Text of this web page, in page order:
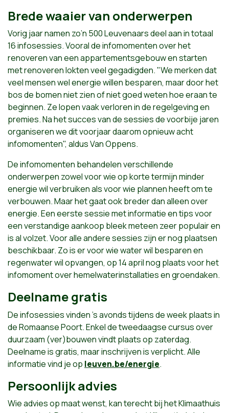
Brede waaier van onderwerpen
Vorig jaar namen zo’n 500 Leuvenaars deel aan in totaal
16 infosessies. Vooral de infomomenten over het
renoveren van een appartementsgebouw en starten
met renoveren lokten veel gegadigden. "We merken dat
veel mensen wel energie willen besparen, maar door het
bos de bomen niet zien of niet goed weten hoe eraan te
beginnen. Ze lopen vaak verloren in de regelgeving en
premies. Na het succes van de sessies de voorbije jaren
organiseren we dit voorjaar daarom opnieuw acht
infomomenten", aldus Van Oppens.
De infomomenten behandelen verschillende
onderwerpen zowel voor wie op korte termijn minder
energie wil verbruiken als voor wie plannen heeft om te
verbouwen. Maar het gaat ook breder dan alleen over
energie. Een eerste sessie met informatie en tips voor
een verstandige aankoop bleek meteen zeer populair en
is al volzet. Voor alle andere sessies zijn er nog plaatsen
beschikbaar. Zo is er voor wie water wil besparen en
regenwater wil opvangen, op 14 april nog plaats voor het
infomoment over hemelwaterinstallaties en groendaken. ​
Deelname gratis
​De infosessies vinden 's avonds tijdens de week plaats in
de Romaanse Poort. Enkel de tweedaagse cursus over
duurzaam (ver)bouwen vindt plaats op zaterdag.
Deelname is gratis, maar inschrijven is verplicht. Alle
informatie vind je op leuven.be/energie.
Persoonlijk advies
Wie advies op maat wenst, kan terecht bij het Klimaathuis